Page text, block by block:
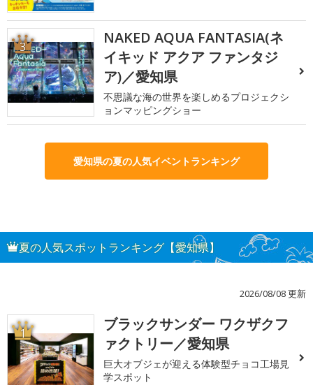
3
NAKED AQUA FANTASIA(ネ
イキッド アクア ファンタジ
ア)／愛知県
不思議な海の世界を楽しめるプロジェクシ
ョンマッピングショー
愛知県の夏の人気イベントランキング
夏の人気スポットランキング【愛知県】
2026/08/08 更新
1
ブラックサンダー ワクザクフ
ァクトリー／愛知県
巨大オブジェが迎える体験型チョコ工場見
学スポット